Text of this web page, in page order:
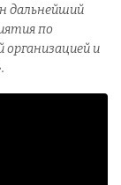
дальнейший
по
организацией и